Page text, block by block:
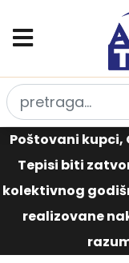
Poštovani kupci,
Tepisi biti
kolektivnog
realizovane